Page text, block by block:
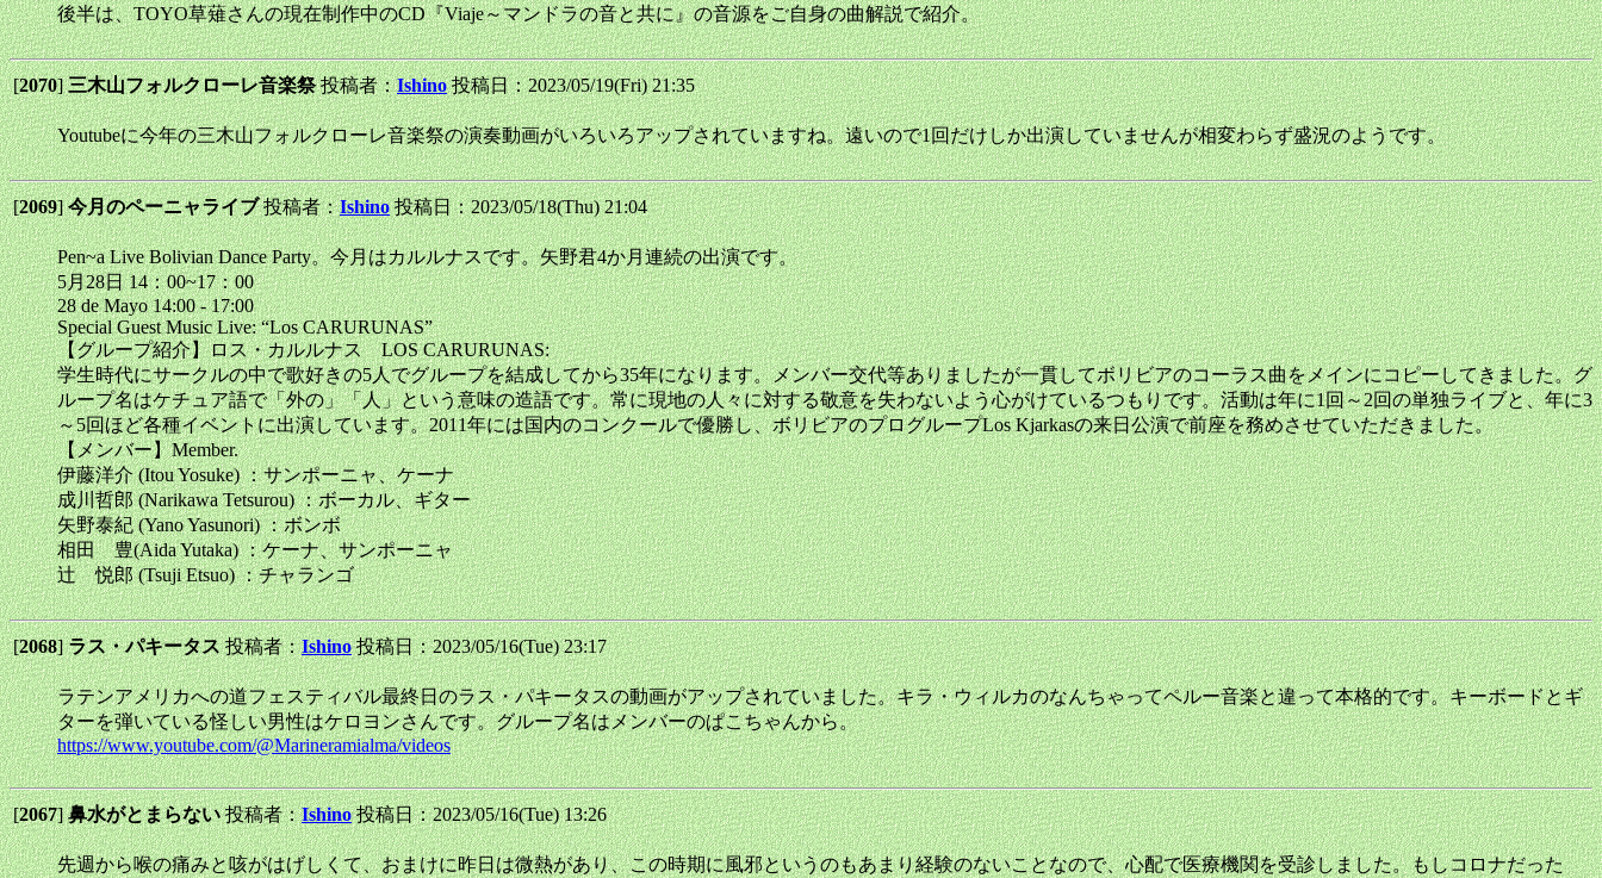
後半は、TOYO草薙さんの現在制作中のCD『Viaje～マンドラの音と共に』の音源をご自身の曲解説で紹介。
[2070]三木山フォルクローレ音楽祭投稿者：Ishino 投稿日：2023/05/19(Fri) 21:35
Youtubeに今年の三木山フォルクローレ音楽祭の演奏動画がいろいろアップされていますね。遠いので1回だけしか出演していませんが相変わらず盛況のようです。
[2069]今月のペーニャライブ投稿者：Ishino 投稿日：2023/05/18(Thu) 21:04
Pen~a Live Bolivian Dance Party。今月はカルルナスです。矢野君4か月連続の出演です。
5月28日 14：00~17：00
28 de Mayo 14:00 - 17:00
Special Guest Music Live: “Los CARURUNAS”
【グループ紹介】ロス・カルルナス LOS CARURUNAS:
学生時代にサークルの中で歌好きの5人でグループを結成してから35年になります。メンバー交代等ありましたが一貫してボリビアのコーラス曲をメインにコピーしてきました。グ
ループ名はケチュア語で「外の」「人」という意味の造語です。常に現地の人々に対する敬意を失わないよう心がけているつもりです。活動は年に1回～2回の単独ライブと、年に3
～5回ほど各種イベントに出演しています。2011年には国内のコンクールで優勝し、ボリビアのプログループLos Kjarkasの来日公演で前座を務めさせていただきました。
【メンバー】Member.
伊藤洋介 (Itou Yosuke) ：サンポーニャ、ケーナ
成川哲郎 (Narikawa Tetsurou) ：ボーカル、ギター
矢野泰紀 (Yano Yasunori) ：ボンボ
相田 豊(Aida Yutaka) ：ケーナ、サンポーニャ
辻 悦郎 (Tsuji Etsuo) ：チャランゴ
[2068]ラス・パキータス投稿者：Ishino 投稿日：2023/05/16(Tue) 23:17
ラテンアメリカへの道フェスティバル最終日のラス・パキータスの動画がアップされていました。キラ・ウィルカのなんちゃってペルー音楽と違って本格的です。キーボードとギ
ターを弾いている怪しい男性はケロヨンさんです。グループ名はメンバーのぱこちゃんから。
https://www.youtube.com/@Marineramialma/videos
[2067]鼻水がとまらない投稿者：Ishino 投稿日：2023/05/16(Tue) 13:26
先週から喉の痛みと咳がはげしくて、おまけに昨日は微熱があり、この時期に風邪というのもあまり経験のないことなので、心配で医療機関を受診しました。もしコロナだった